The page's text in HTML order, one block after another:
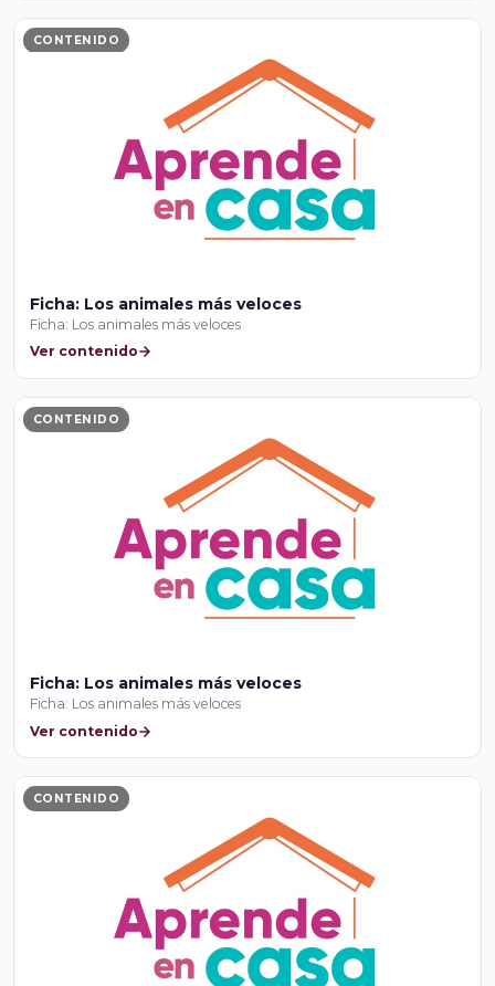
CONTENIDO
Ficha: Los animales más veloces
Ficha: Los animales más veloces
Ver contenido
CONTENIDO
Ficha: Los animales más veloces
Ficha: Los animales más veloces
Ver contenido
CONTENIDO